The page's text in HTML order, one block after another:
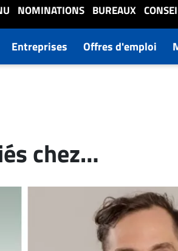
NOMINATIONS BUREAUX
Entreprises Offres d'emploi
chez…